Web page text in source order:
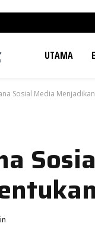
UTAMA
Sosial Media